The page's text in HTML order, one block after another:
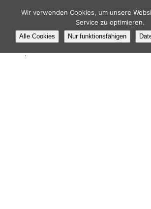
i
Wir verwenden Cookies, um unsere
Service zu optimieren.
Alle Cookies Nur funktionsfähigen